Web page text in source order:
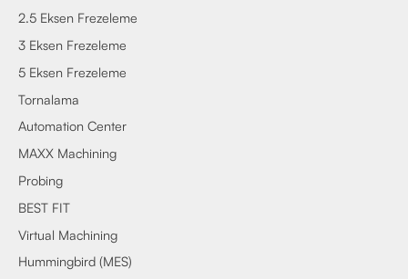
2.5 Eksen Frezeleme
3 Eksen Frezeleme
5 Eksen Frezeleme
Tornalama
Automation Center
MAXX Machining
Probing
BEST FIT
Virtual Machining
Hummingbird (MES)